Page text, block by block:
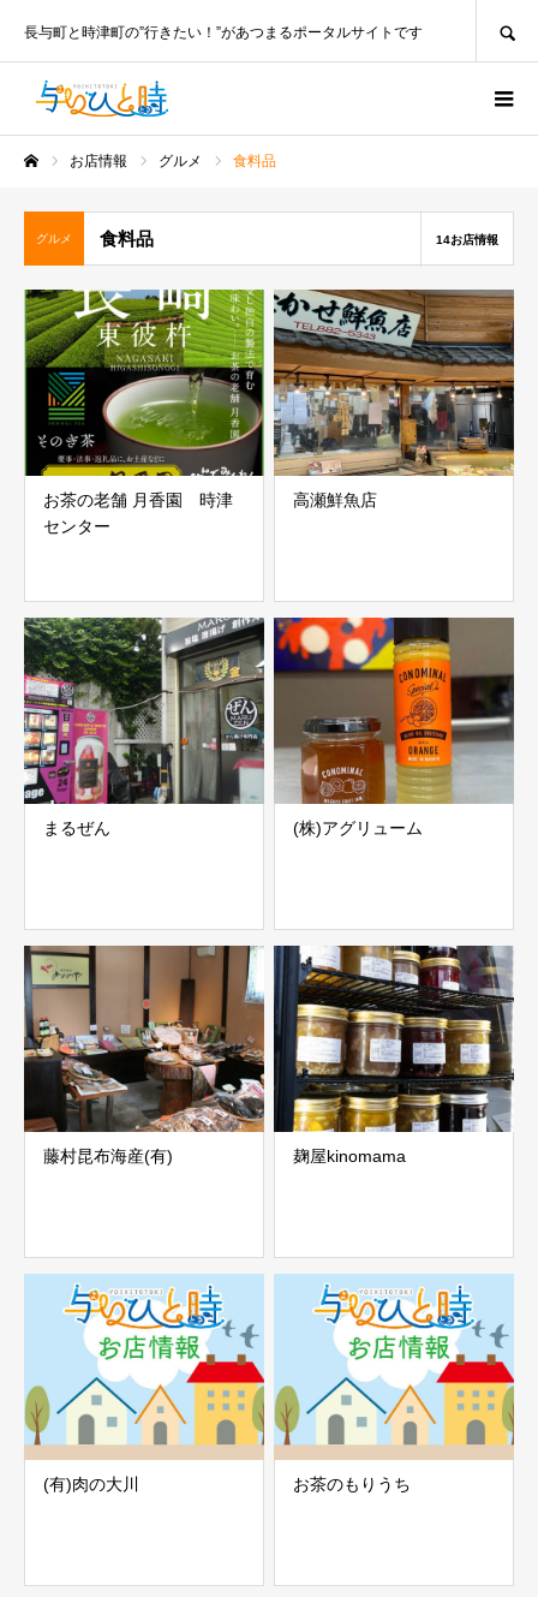
長与町と時津町の”行きたい！”があつまるポータルサイトです
お店情報 グルメ 食料品
グルメ 食料品 14お店情報
お茶の老舗 月香園 時津
センター
高瀬鮮魚店
まるぜん (株)アグリューム
藤村昆布海産(有) 麹屋kinomama
(有)肉の大川 お茶のもりうち